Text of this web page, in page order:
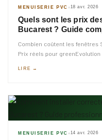
MENUISERIE PVC ◆18 avr. 2026
Quels sont les prix
Bucarest ? Guide
Combien coûtent les fenêtres
Prix réels pour greenEvolution
LIRE →
MENUISERIE PVC ◆14 avr. 2026